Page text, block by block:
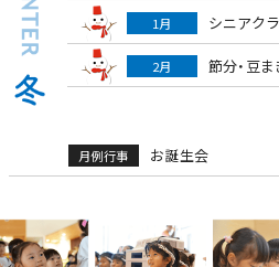
1月 シニアク
2月 節分・豆ま
月例行事 お誕生会